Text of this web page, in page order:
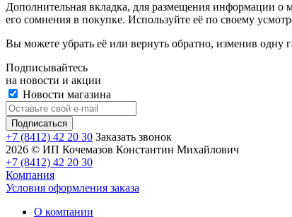
Дополнительная вкладка, для размещения информации о
его сомнения в покупке. Используйте её по своему
Вы можете убрать её или вернуть обратно, изменив одну
Подписывайтесь
на новости и акции
Новости магазина
+7 (8412) 42 20 30 Заказать звонок
2026 © ИП Кочемазов Константин Михайлович
+7 (8412) 42 20 30
Компания
Условия оформления заказа
О компании